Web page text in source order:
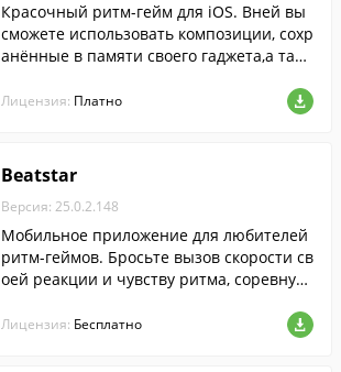
Красочный ритм-гейм для iOS. Вней вы
сможете использовать композиции, сохр
анённые в памяти своего гаджета,а такж
Лицензия: Платно
Beatstar
Версия: 25.0.2.148
Мобильное приложение для любителей
ритм-геймов. Бросьте вызов скорости св
оей реакции и чувству ритма, соревнуяс
ю музыку.
Лицензия: Бесплатно